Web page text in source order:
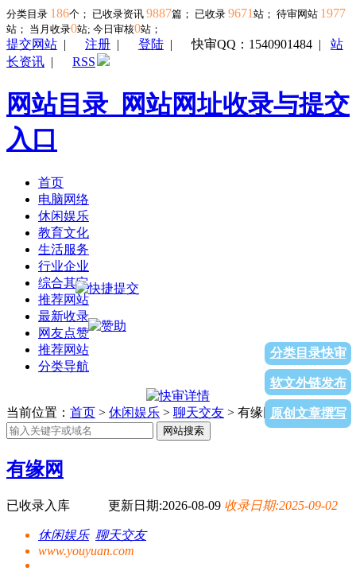
分类目录 186个； 已收录资讯 9887篇； 已收录 9671 站； 待审网站 1977
站； 当月收录0站; 今日审核0站；
提交网站 | 注册 | 登陆 |快审QQ：1540901484 | 站
长资讯 | RSS
网站目录_网站网址收录与提交
入口
首页
电脑网络
休闲娱乐
教育文化
生活服务
行业企业
综合其它
推荐网站
最新收录
网友点赞
推荐网站
分类导航
分类目录快审
软文外链发布
原创文章撰写
当前位置： 首页 > 休闲娱乐 > 聊天交友 > 有缘网
网站搜索
有缘网
已收录入库 更新日期:2026-08-09 收录日期:2025-09-02
休闲娱乐 聊天交友
www.youyuan.com